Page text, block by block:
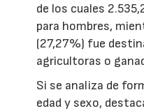
de los cuales
para hombres,
(27,27%) fue
agricultoras o
Si se analiza de
edad y sexo,